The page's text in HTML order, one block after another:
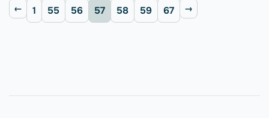
1 55 56 57 58 59 67